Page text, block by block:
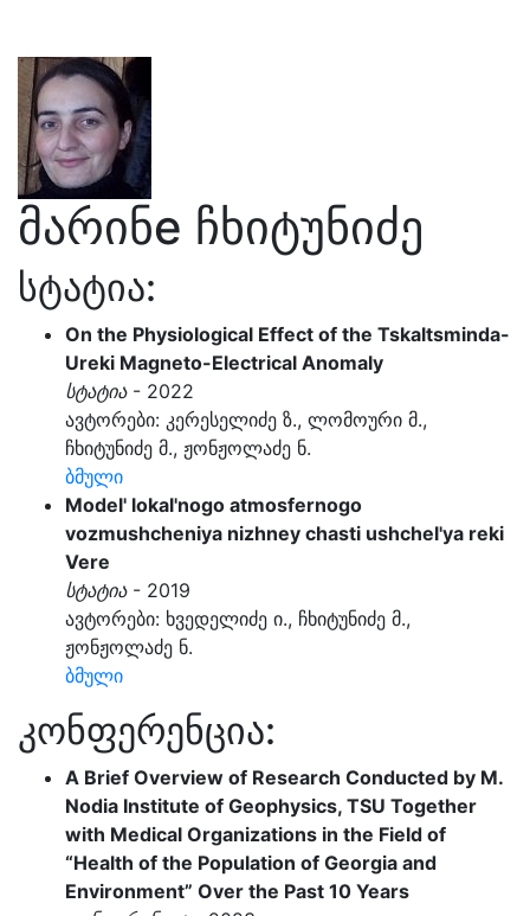
მარინe ჩხიტუნიძე
სტატია:
On the Physiological Effect of the Tskaltsminda-
Ureki Magneto-Electrical Anomaly
სტატია- 2022
ავტორები: კერესელიძე ზ., ლომოური მ.,
ჩხიტუნიძე მ., ჟონჟოლაძე ნ.
ბმული
Model' lokal'nogo atmosfernogo
vozmushcheniya nizhney chasti ushchel'ya reki
Vere
სტატია- 2019
ავტორები: ხვედელიძე ი., ჩხიტუნიძე მ.,
ჟონჟოლაძე ნ.
ბმული
კონფერენცია:
A Brief Overview of Research Conducted by M.
Nodia Institute of Geophysics, TSU Together
with Medical Organizations in the Field of
“Health of the Population of Georgia and
Environment” Over the Past 10 Years